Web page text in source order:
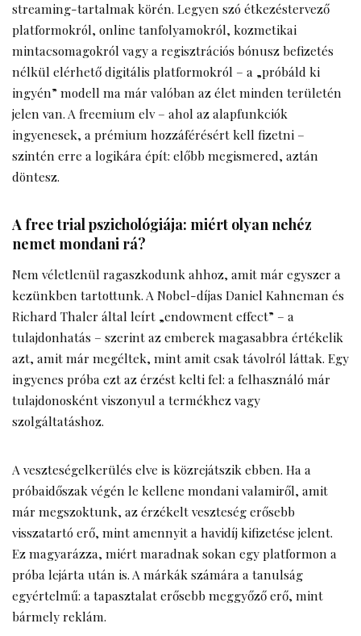
streaming-tartalmak körén. Legyen szó étkezéstervező
platformokról, online tanfolyamokról, kozmetikai
mintacsomagokról vagy a regisztrációs bónusz befizetés
nélkül elérhető digitális platformokról – a „próbáld ki
ingyén” modell ma már valóban az élet minden területén
jelen van. A freemium elv – ahol az alapfunkciók
ingyenesek, a prémium hozzáférésért kell fizetni –
szintén erre a logikára épít: előbb megismered, aztán
döntesz.
A free trial pszichológiája: miért olyan nehéz
nemet mondani rá?
Nem véletlenül ragaszkodunk ahhoz, amit már egyszer a
kezünkben tartottunk. A Nobel-díjas Daniel Kahneman és
Richard Thaler által leírt „endowment effect” – a
tulajdonhatás – szerint az emberek magasabbra értékelik
azt, amit már megéltek, mint amit csak távolról láttak. Egy
ingyenes próba ezt az érzést kelti fel: a felhasználó már
tulajdonosként viszonyul a termékhez vagy
szolgáltatáshoz.
A veszteségelkerülés elve is közrejátszik ebben. Ha a
próbaidőszak végén le kellene mondani valamiről, amit
már megszoktunk, az érzékelt veszteség erősebb
visszatartó erő, mint amennyit a havidíj kifizetése jelent.
Ez magyarázza, miért maradnak sokan egy platformon a
próba lejárta után is. A márkák számára a tanulság
egyértelmű: a tapasztalat erősebb meggyőző erő, mint
bármely reklám.